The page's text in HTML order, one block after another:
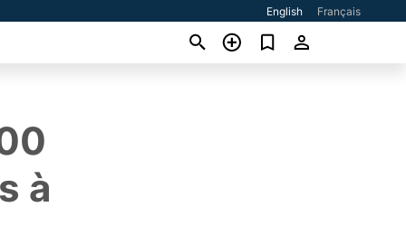
English Français
à